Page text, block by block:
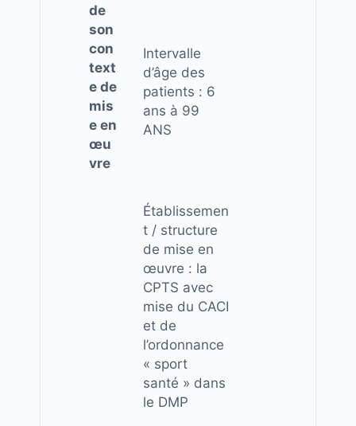
de
son
con
text
e de
mis
e en
œu
vre
Intervalle
d’âge des
patients : 6
ans à 99
ANS
Établissemen
t / structure
de mise en
œuvre : la
CPTS avec
mise du CACI
et de
l’ordonnance
« sport
santé » dans
le DMP